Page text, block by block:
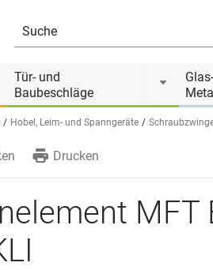
Tür- und
Baubeschläge
Hobel, Leim- und Spanngeräte
Drucken
MFT